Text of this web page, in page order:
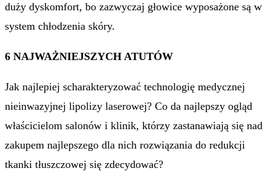
duży dyskomfort, bo zazwyczaj głowice wyposażone są w
system chłodzenia skóry.
6 NAJWAŻNIEJSZYCH ATUTÓW
Jak najlepiej scharakteryzować technologię medycznej
nieinwazyjnej lipolizy laserowej? Co da najlepszy ogląd
właścicielom salonów i klinik, którzy zastanawiają się nad
zakupem najlepszego dla nich rozwiązania do redukcji
tkanki tłuszczowej się zdecydować?